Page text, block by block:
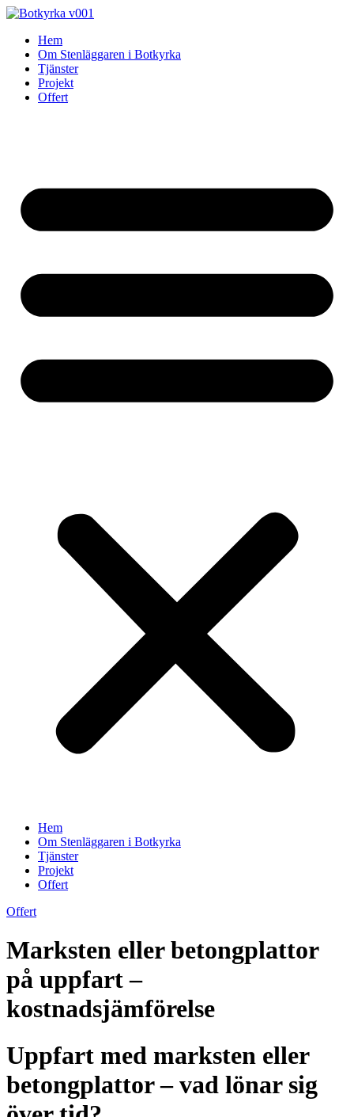
Skip
contentHem
Om Stenläggaren i Botkyrka
Tjänster
Projekt
Offert
Hem
Om Stenläggaren i Botkyrka
Tjänster
Projekt
Offert
Offert
Marksten eller betongplattor
på uppfart –
kostnadsjämförelse
Uppfart med marksten eller
betongplattor – vad lönar sig